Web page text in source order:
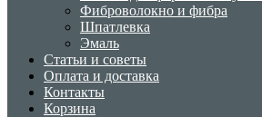
Фиброволокно и фибра
Шпатлевка
Эмаль
Статьи и советы
Оплата и доставка
Контакты
Корзина